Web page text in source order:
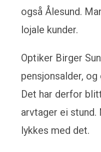
også Ålesund.
lojale kunder.
Optiker Birger
pensjonsalder,
Det har derfor
arvtager ei stund.
lykkes med det.